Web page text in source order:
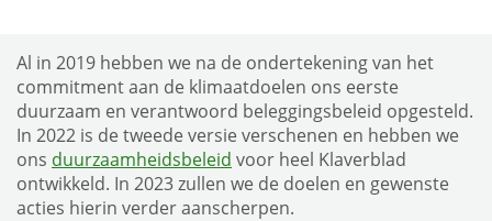
Al in 2019 hebben we na de ondertekening van het
commitment aan de klimaatdoelen ons eerste
duurzaam en verantwoord beleggingsbeleid opgesteld.
In 2022 is de tweede versie verschenen en hebben we
ons duurzaamheidsbeleid voor heel Klaverblad
ontwikkeld. In 2023 zullen we de doelen en gewenste
acties hierin verder aanscherpen.